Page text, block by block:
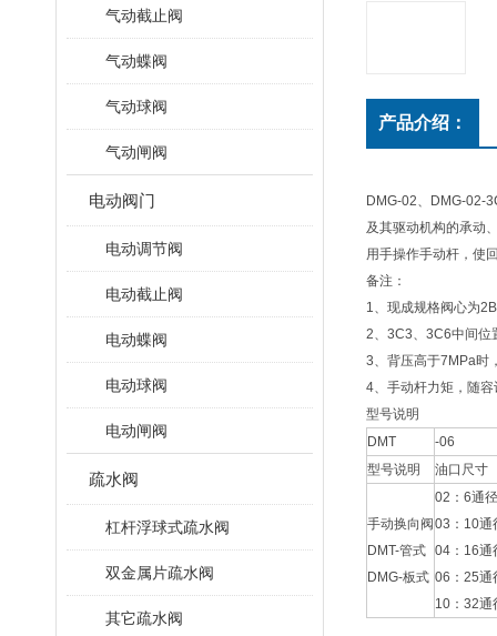
气动截止阀
气动蝶阀
气动球阀
气动闸阀
电动阀门
电动调节阀
电动截止阀
电动蝶阀
电动球阀
电动闸阀
疏水阀
杠杆浮球式疏水阀
双金属片疏水阀
其它疏水阀
产品介绍：
DMG-02、DMG-02-
及其驱动机构的承动
用手操作手动杆，使
备注：
1、现成规格阀心为
2、3C3、3C6中间位
3、背压高于7MPa时
4、手动杆力矩，随
型号说明
DMT
-06
型号说明
油口尺寸
手动换向阀
DMT-管式
DMG-板式
02：6通
03：10通
04：16通
06：25通
10：32通